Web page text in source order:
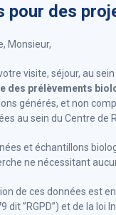
pour des
Monsieur,
votre visite, séjour, au
des prélèvements
générés, et non
au sein du Centre de
et échantillons
ne nécessitant
de ces données est
dit ”RGPD”) et de la loi